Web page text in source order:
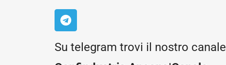
Su telegram trovi il nostro canale